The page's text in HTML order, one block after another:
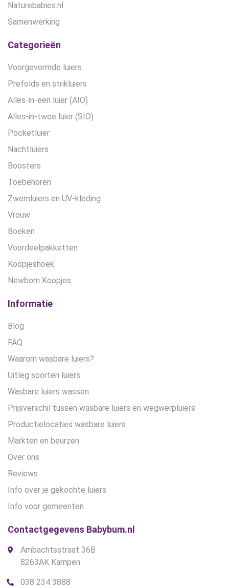
Naturebabies.nl
Samenwerking
Categorieën
Voorgevormde luiers
Prefolds en strikluiers
Alles-in-een luier (AIO)
Alles-in-twee luier (SIO)
Pocketluier
Nachtluiers
Boosters
Toebehoren
Zwemluiers en UV-kleding
Vrouw
Boeken
Voordeelpakketten
Koopjeshoek
Newborn Koopjes
Informatie
Blog
FAQ
Waarom wasbare luiers?
Uitleg soorten luiers
Wasbare luiers wassen
Prijsverschil tussen wasbare luiers en wegwerpluiers
Productielocaties wasbare luiers
Markten en beurzen
Over ons
Reviews
Info over je gekochte luiers
Info voor gemeenten
Contactgegevens Babybum.nl
Ambachtsstraat 36B
8263AK Kampen
038 234 3888